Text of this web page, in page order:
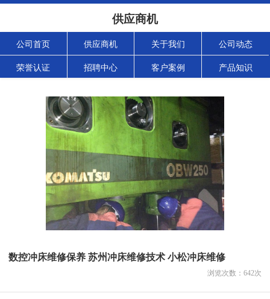
供应商机
公司首页 供应商机 关于我们 公司动态
荣誉认证 招聘中心 客户案例 产品知识
数控冲床维修保养 苏州冲床维修技术 小松冲床维修
浏览次数： 642次